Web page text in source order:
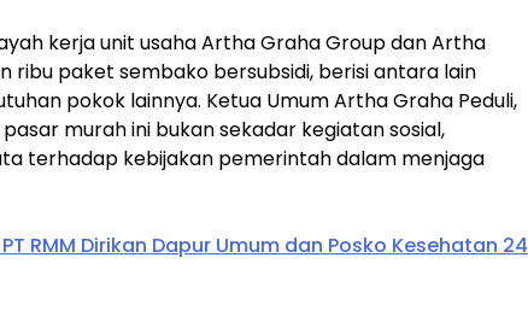
kerja unit usaha Artha Graha Group dan Artha
ribu paket sembako bersubsidi, berisi antara lain
pokok lainnya. Ketua Umum Artha Graha Peduli,
murah ini bukan sekadar kegiatan sosial,
terhadap kebijakan pemerintah dalam menjaga
RMM Dirikan Dapur Umum dan Posko Kesehatan 24